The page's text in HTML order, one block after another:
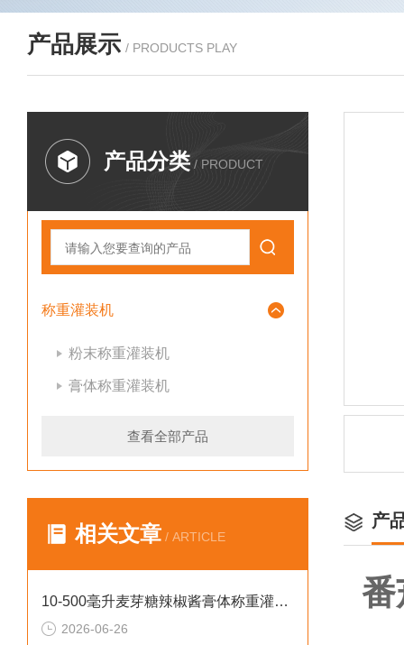
产品展示 / PRODUCTS PLAY
产品分类 / PRODUCT
称重灌装机
粉末称重灌装机
膏体称重灌装机
查看全部产品
相关文章 / ARTICLE
10-500毫升麦芽糖辣椒酱膏体称重灌装机厂家批发
2026-06-26
产
番